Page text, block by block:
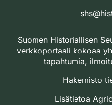
Suomen Historiallisen
verkkoportaali kokoaa
tapahtumia,
Hakemisto
Lisätietoa